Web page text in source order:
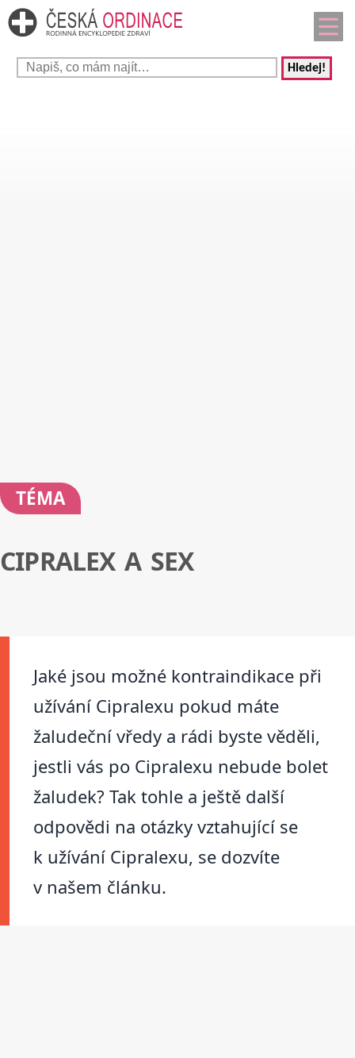
Hledej!
TÉMA
CIPRALEX A SEX
Jaké jsou možné kontraindikace při
užívání Cipralexu pokud máte
žaludeční vředy a rádi byste věděli,
jestli vás po Cipralexu nebude bolet
žaludek? Tak tohle a ještě další
odpovědi na otázky vztahující se
k užívání Cipralexu, se dozvíte
v našem článku.